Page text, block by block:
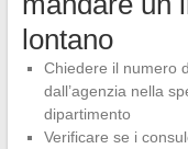
lontano
Chiedere il numero
dall’agenzia nella
dipartimento
Verificare se i